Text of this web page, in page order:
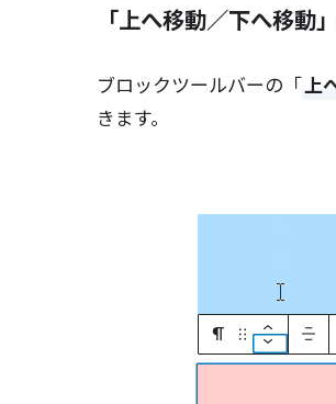
「上へ移動／下へ移動
ブロックツールバーの「上
きます。